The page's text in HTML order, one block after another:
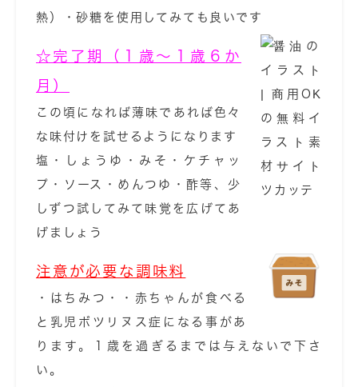
熱）・砂糖を使用してみても良いです
☆完了期（１歳～１歳６か
月）
この頃になれば薄味であれば色々
な味付けを試せるようになります
塩・しょうゆ・みそ・ケチャッ
プ・ソース・めんつゆ・酢等、少
しずつ試してみて味覚を広げてあ
げましょう
注意が必要な調味料
・はちみつ・・赤ちゃんが食べる
と乳児ボツリヌス症になる事があ
ります。１歳を過ぎるまでは与えないで下さ
い。